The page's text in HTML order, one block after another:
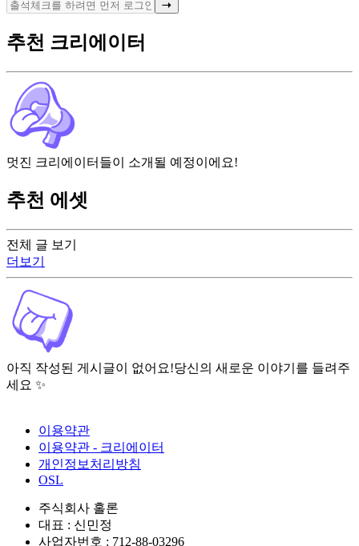
전체 글 보기
더보기
아직 작성된 게시글이 없어요!당신의 새로운 이야기를 들려주
세요 ✨
추천 크리에이터
멋진 크리에이터들이 소개될 예정이에요!
추천 에셋
이용약관
이용약관 - 크리에이터
개인정보처리방침
OSL
주식회사 홀론
대표 : 신민정
사업자번호 : 712-88-03296